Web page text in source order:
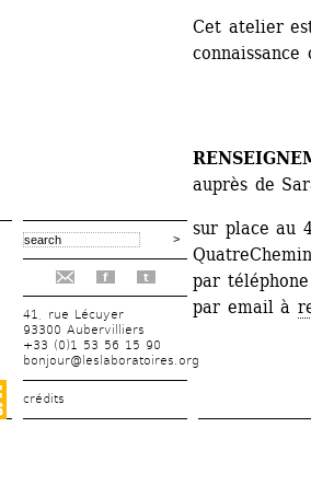
f t
41, rue Lécuyer
93300 Aubervilliers
+33 (0)1 53 56 15 90
bonjour@leslaboratoires.org
crédits
Cet atelier
auprès de
sur place au
par
par email à